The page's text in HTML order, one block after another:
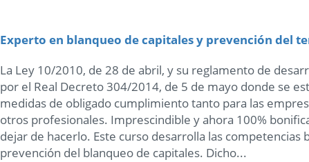
Experto en blanqueo de capitales y prevención del
La Ley 10/2010, de 28 de abril, y su reglamento de
por el Real Decreto 304/2014, de 5 de mayo donde se
medidas de obligado cumplimiento tanto para las
otros profesionales. Imprescindible y ahora 100%
dejar de hacerlo. Este curso desarrolla las competencias
prevención del blanqueo de capitales. Dicho...